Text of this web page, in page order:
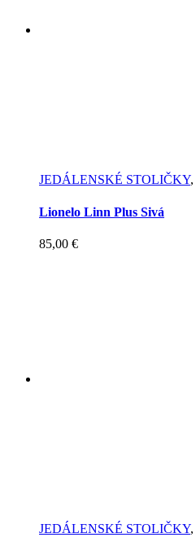
JEDÁLENSKÉ STOLIČKY,
Lionelo Linn Plus Sivá
85,00 €
JEDÁLENSKÉ STOLIČKY,